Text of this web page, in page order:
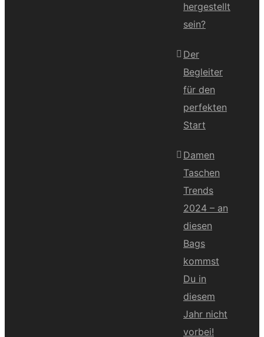
hergestellt
sein?
Der
Begleiter
für den
perfekten
Start
Damen
Taschen
Trends
2024 – an
diesen
Bags
kommst
Du in
diesem
Jahr nicht
vorbei!